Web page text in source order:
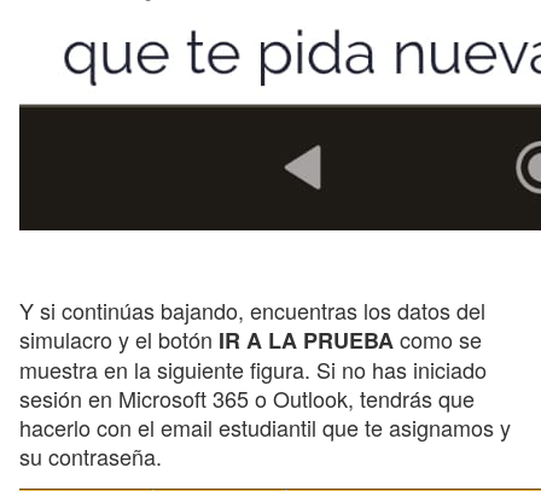
Y si continúas bajando, encuentras los datos del
simulacro y el botón IR A LA PRUEBAcomo se
muestra en la siguiente figura. Si no has iniciado
sesión en Microsoft 365 o Outlook, tendrás que
hacerlo con el email estudiantil que te asignamos y
su contraseña.